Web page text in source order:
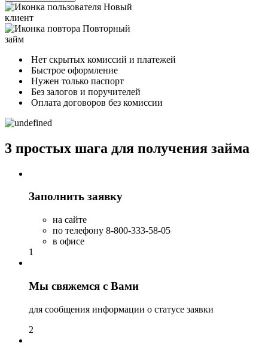
Новый
клиент
Повторный
займ
Нет скрытых комиссий и платежей
Быстрое оформление
Нужен только паспорт
Без залогов и поручителей
Оплата договоров без комиссии
3 простых шага для получения займа
Заполнить заявку
на сайте
по телефону 8-800-333-58-05
в офисе
1
Мы свяжемся с Вами
для сообщения информации о статусе заявки
2